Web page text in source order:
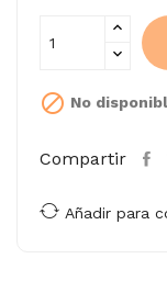
 No
Compartir
Añadir para